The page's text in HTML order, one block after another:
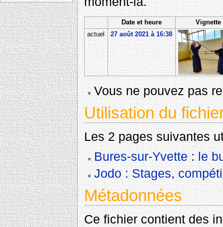
Date et heure
Vignette
actuel
27 août 2021 à 16:38
Vous ne pouvez pas
Utilisation du
Les 2 pages suivantes
Bures-sur-Yvette : le
Jodo : Stages,
Métadonnées
Ce fichier contient des